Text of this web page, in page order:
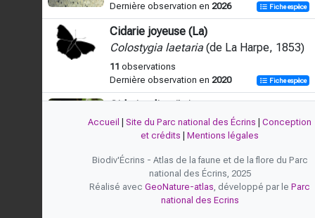
Dernière observation en 2026 Fiche espèce
Cidarie joyeuse (La)
Colostygia laetaria (de La Harpe, 1853)
11 observations
Dernière observation en 2020 Fiche espèce
Cidarie olive (La)
Colostygia olivata(Denis &
Schiffermüller, 1775)
31
observations
Dernière observation en
Cidarie verdâtre (La)
Accueil Site du Parc national des Écrins
Conception
et crédits
Mentions légales
Biodiv'Écrins - Atlas de la faune et de la flore du Parc
national des Écrins, 2025
Réalisé avec GeoNature-atlas, développé par le Parc
national des Ecrins